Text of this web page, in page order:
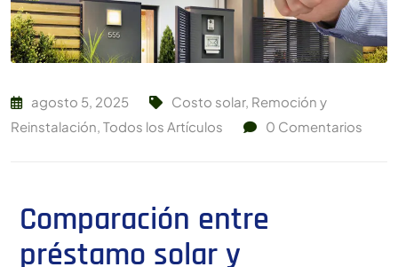
agosto 5, 2025 Costo solar, Remoción y
Reinstalación, Todos los Artículos 0 Comentarios
Comparación entre
préstamo solar y